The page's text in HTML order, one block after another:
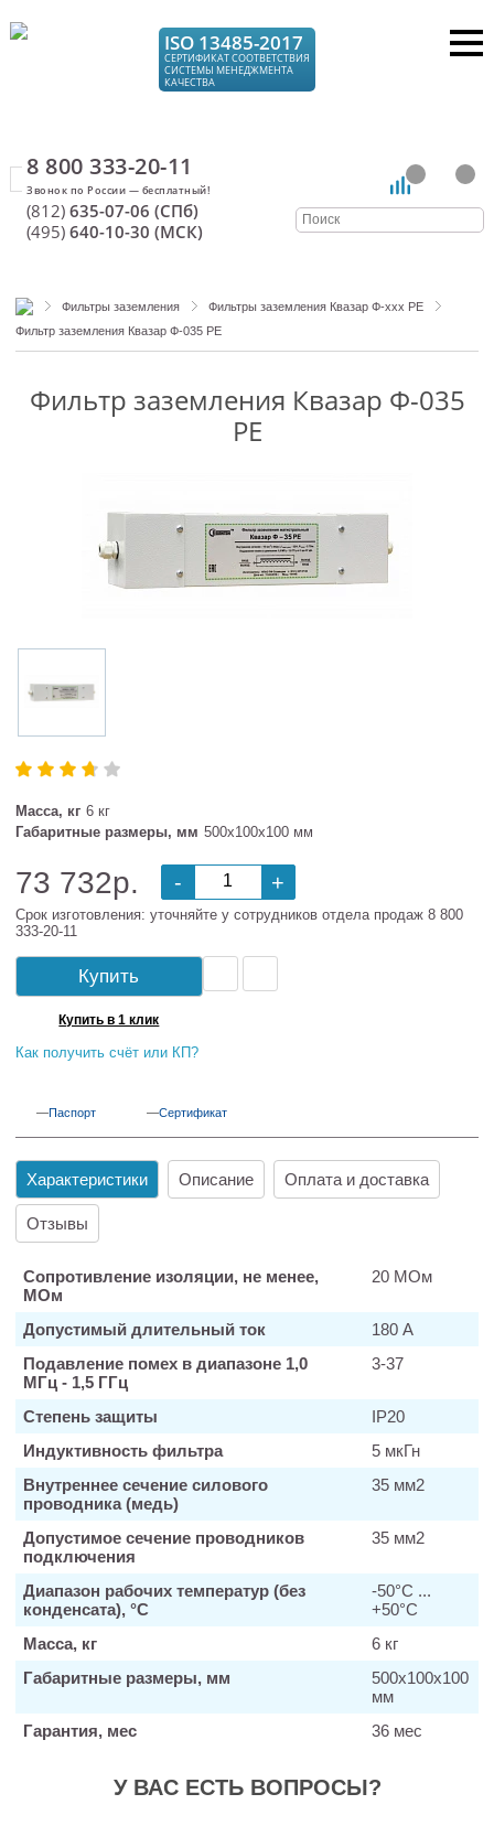
ISO 13485-2017
СЕРТИФИКАТ СООТВЕТСТВИЯ
СИСТЕМЫ МЕНЕДЖМЕНТА
КАЧЕСТВА
8 800 333-20-11
(812) 635-07-06 (СПб)
(495) 640-10-30 (МСК)
Фильтры заземления
Фильтры заземления Квазар Ф-ххх РЕ
Фильтр заземления Квазар Ф-035 РЕ
Фильтр заземления Квазар Ф-035
РЕ
Масса, кг 6 кг
Габаритные размеры, мм 500х100х100 мм
73 732р. - +
Срок изготовления: уточняйте у сотрудников отдела продаж 8 800
333-20-11
Купить
Купить в 1 клик
Как получить счёт или КП?
Паспорт Сертификат
Характеристики Описание Оплата и доставка
Отзывы
Сопротивление изоляции, не менее,
МОм
20 МОм
Допустимый длительный ток
180 А
Подавление помех в диапазоне 1,0
МГц - 1,5 ГГц
3-37
Степень защиты
IP20
Индуктивность фильтра
5 мкГн
Внутреннее сечение силового
проводника (медь)
35 мм2
Допустимое сечение проводников
подключения
35 мм­2
Диапазон рабочих температур (без
конденсата), °C
-50°С ...
+50°С
Масса, кг
6 кг
Габаритные размеры, мм
500х100х100
мм
Гарантия, мес
36 мес
У ВАС ЕСТЬ ВОПРОСЫ?